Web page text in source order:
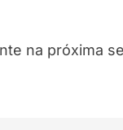
na próxima